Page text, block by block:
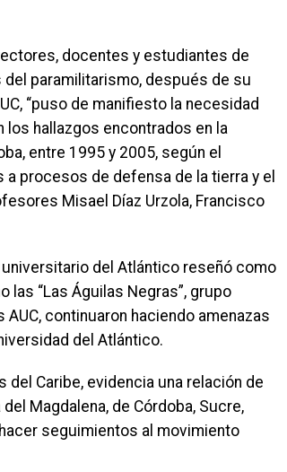
docentes y estudiantes de
paramilitarismo, después de su
“puso de manifiesto la necesidad
los hallazgos encontrados en la
entre 1995 y 2005, según el
procesos de defensa de la tierra y el
Misael Díaz Urzola, Francisco
del Atlántico reseñó como
“Las Águilas Negras”, grupo
continuaron haciendo amenazas
del Atlántico.
Caribe, evidencia una relación de
Magdalena, de Córdoba, Sucre,
seguimientos al movimiento